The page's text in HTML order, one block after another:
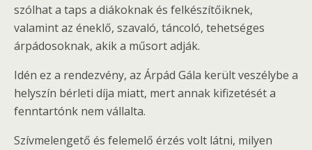
szólhat a taps a diákoknak és felkészítőiknek,
valamint az éneklő, szavaló, táncoló, tehetséges
árpádosoknak, akik a műsort adják.
Idén ez a rendezvény, az Árpád Gála került veszélybe a
helyszín bérleti díja miatt, mert annak kifizetését a
fenntartónk nem vállalta.
Szívmelengető és felemelő érzés volt látni, milyen